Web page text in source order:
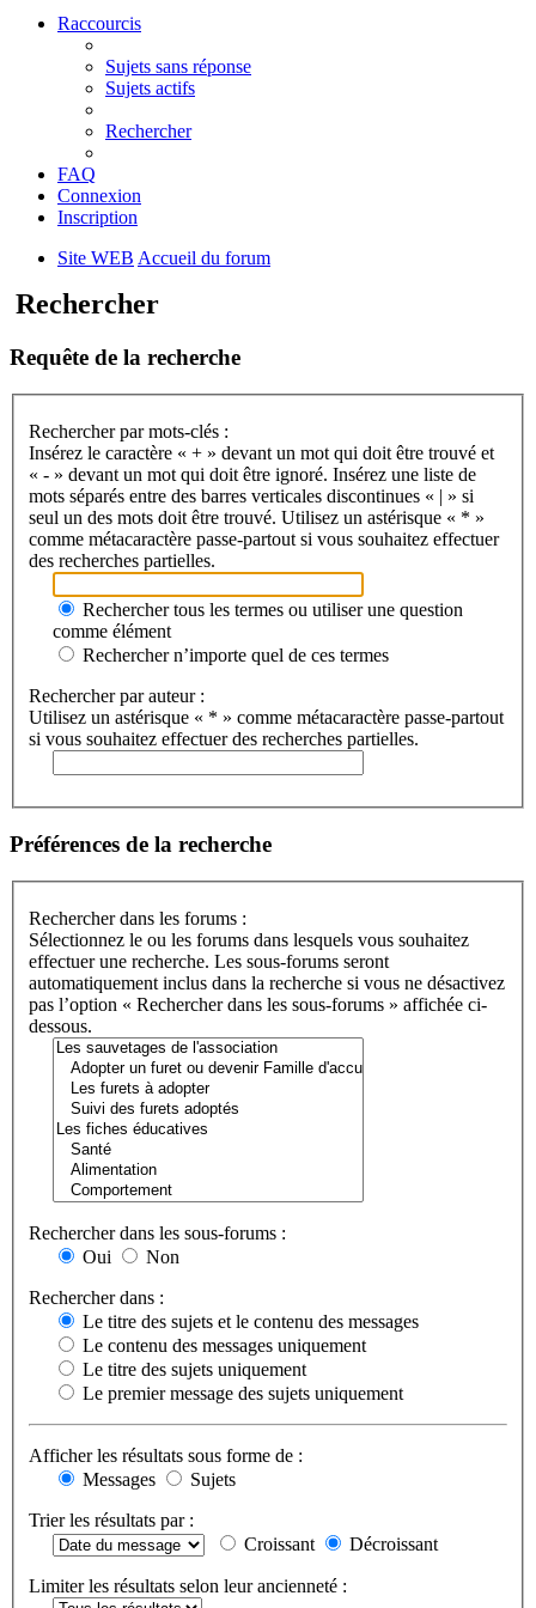
Raccourcis
Sujets sans réponse
Sujets actifs
Rechercher
FAQ
Connexion
Inscription
Site WEB Accueil du forum
Rechercher
Requête de la recherche
Rechercher par mots-clés :
Insérez le caractère « + » devant un mot qui doit être trouvé et
« - » devant un mot qui doit être ignoré. Insérez une liste de
mots séparés entre des barres verticales discontinues « | » si
seul un des mots doit être trouvé. Utilisez un astérisque « * »
comme métacaractère passe-partout si vous souhaitez effectuer
des recherches partielles.
Rechercher tous les termes ou utiliser une question
comme élément
Rechercher n’importe quel de ces termes
Rechercher par auteur :
Utilisez un astérisque « * » comme métacaractère passe-partout
si vous souhaitez effectuer des recherches partielles.
Préférences de la recherche
Rechercher dans les forums :
Sélectionnez le ou les forums dans lesquels vous souhaitez
effectuer une recherche. Les sous-forums seront
automatiquement inclus dans la recherche si vous ne désactivez
pas l’option « Rechercher dans les sous-forums » affichée ci-
dessous.
Rechercher dans les sous-forums :
Oui
Non
Rechercher dans :
Le titre des sujets et le contenu des messages
Le contenu des messages uniquement
Le titre des sujets uniquement
Le premier message des sujets uniquement
Afficher les résultats sous forme de :
Messages
Sujets
Trier les résultats par :
Croissant
Décroissant
Limiter les résultats selon leur ancienneté :